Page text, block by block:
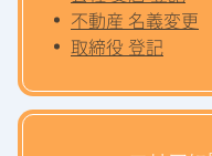
不動産 名義変更
取締役 登記